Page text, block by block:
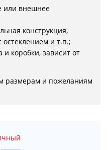
или внешнее
конструкция,
остеклением и т.п.;
коробки, зависит от
размерам и пожеланиям